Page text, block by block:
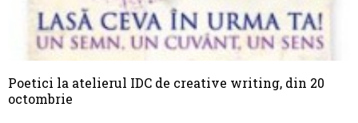
Poetici la atelierul IDC de creative writing, din 20
octombrie